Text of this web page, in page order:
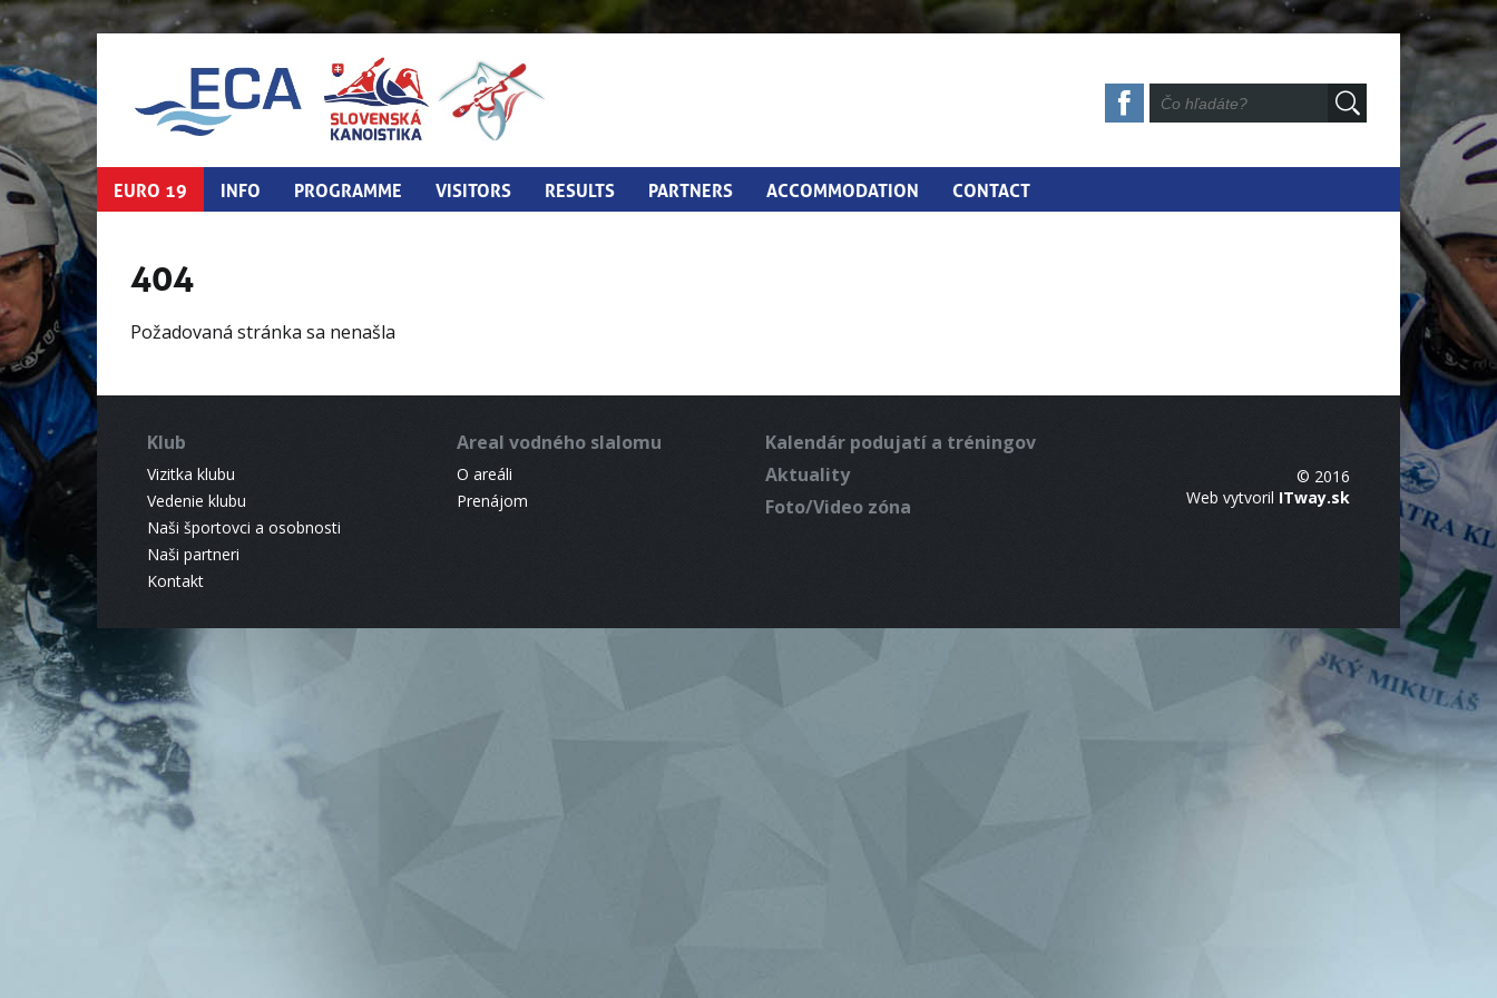
EURO 19 INFO PROGRAMME VISITORS RESULTS PARTNERS ACCOMMODATION CONTACT
404
Požadovaná stránka sa nenašla
Klub
Vizitka klubu
Vedenie klubu
Naši športovci a osobnosti
Naši partneri
Kontakt
Areal vodného slalomu
O areáli
Prenájom
Kalendár podujatí a tréningov
Aktuality
Foto/Video zóna
© 2016
Web vytvoril ITway.sk